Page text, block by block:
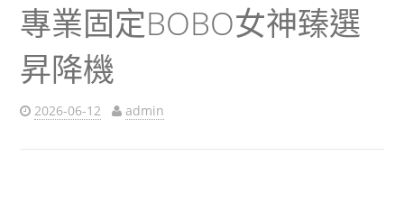
專業固定BOBO女神臻選
昇降機
2026-06-12 admin